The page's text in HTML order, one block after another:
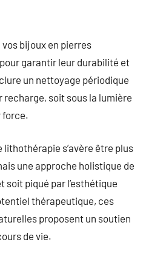
bijoux en pierres
garantir leur durabilité et
un nettoyage périodique
recharge, soit sous la lumière
force.
lithothérapie s’avère être plus
une approche holistique de
soit piqué par l’esthétique
thérapeutique, ces
proposent un soutien
de vie.